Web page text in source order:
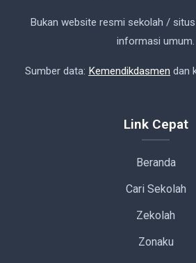
Bukan website resmi sekolah /
informasi umum.
Sumber data: Kemendikdasmen dan
Link Cepat
Beranda
Cari Sekolah
Zekolah
Zonaku